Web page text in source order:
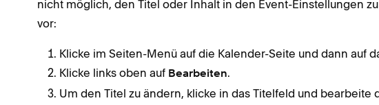
nicht möglich, den Titel oder Inhalt in den Event-Einstellungen
vor:
Klicke im Seiten-Menü auf die Kalender-Seite und dann auf
Klicke links oben auf Bearbeiten.
Um den Titel zu ändern, klicke in das Titelfeld und bearbeite